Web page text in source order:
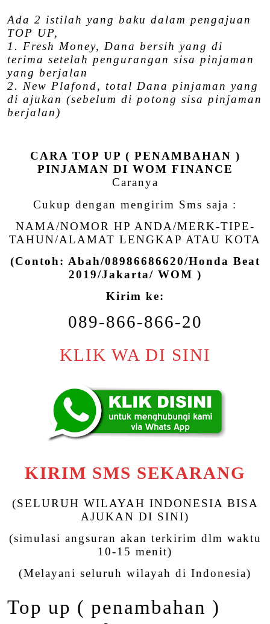
Ada 2 istilah yang baku dalam pengajuan
TOP UP,
1. Fresh Money, Dana bersih yang di
terima setelah pengurangan sisa pinjaman
yang berjalan
2. New Plafond, total Dana pinjaman yang
di ajukan (sebelum di potong sisa pinjaman
berjalan)
CARA TOP UP ( PENAMBAHAN )
PINJAMAN DI WOM FINANCE
Caranya
Cukup dengan mengirim Sms saja :
NAMA/NOMOR HP ANDA/MERK-TIPE-
TAHUN/ALAMAT LENGKAP ATAU KOTA
(Contoh: Abah/08986686620/Honda Beat
2019/Jakarta/ WOM )
Kirim ke:
089-866-866-20
KLIK WA DI SINI
KIRIM SMS SEKARANG
(SELURUH WILAYAH INDONESIA BISA
AJUKAN DI SINI)
(simulasi angsuran akan terkirim dlm waktu
10-15 menit)
(Melayani seluruh wilayah di Indonesia)
Top up ( penambahan )